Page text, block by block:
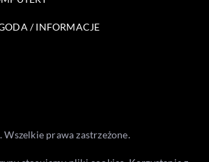
/ INFORMACJE
prawa zastrzeżone.